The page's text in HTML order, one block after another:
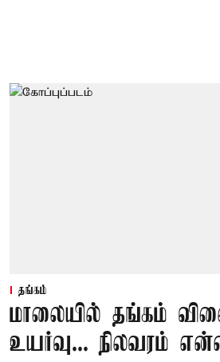
தங்கம்
மாலையில் தங்கம்
உயர்வு... நிலவரம்